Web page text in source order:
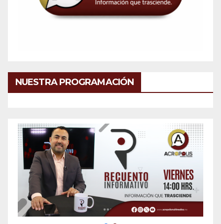
NUESTRA PROGRAMACIÓN